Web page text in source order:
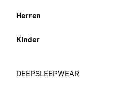
Herren
Kinder
DEEPSLEEPWEAR